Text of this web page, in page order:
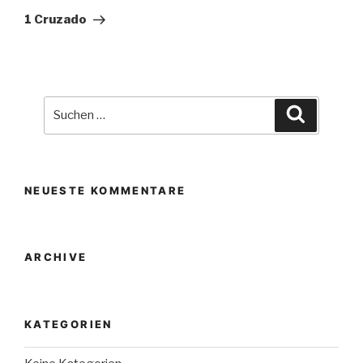
Beitrag
1 Cruzado
NEUESTE KOMMENTARE
ARCHIVE
KATEGORIEN